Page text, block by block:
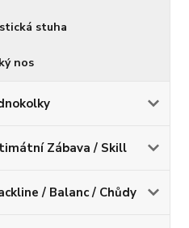
stuha
nos
Zábava / Skill
/ Balanc / Chůdy